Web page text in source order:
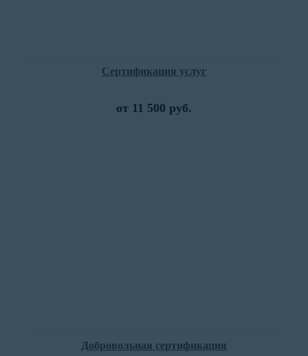
Сертификация услуг
от 11 500 руб.
Добровольная сертификация